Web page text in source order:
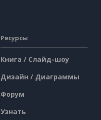
Ресурсы
Книга / Слайд-шоу
Дизайн / Диаграммы
Форум
Узнать